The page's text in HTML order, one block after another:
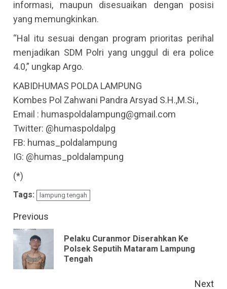
informasi, maupun disesuaikan dengan posisi
yang memungkinkan.
“Hal itu sesuai dengan program prioritas perihal
menjadikan SDM Polri yang unggul di era police
4.0,” ungkap Argo.
KABIDHUMAS POLDA LAMPUNG
Kombes Pol Zahwani Pandra Arsyad S.H.,M.Si.,
Email : humaspoldalampung@gmail.com
Twitter: @humaspoldalpg
FB: humas_poldalampung
IG: @humas_poldalampung
(*)
Tags: lampung tengah
Continue
Reading
Previous
Pelaku Curanmor Diserahkan Ke
Polsek Seputih Mataram Lampung
Tengah
Next